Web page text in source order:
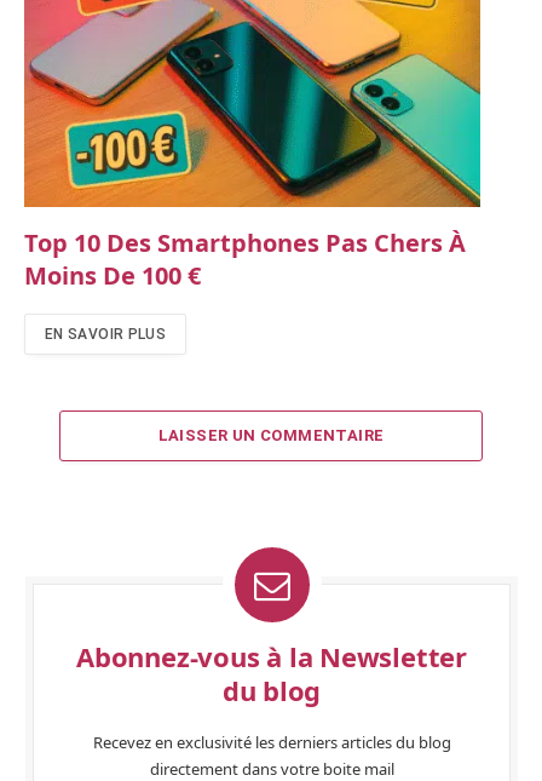
Top 10 Des Smartphones Pas Chers À
Moins De 100 €
EN SAVOIR PLUS
LAISSER UN COMMENTAIRE
Abonnez-vous à la Newsletter
du blog
Recevez en exclusivité les derniers articles du blog
directement dans votre boite mail